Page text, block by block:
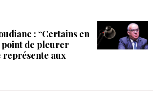
: “Certains en
point de pleurer
représente aux